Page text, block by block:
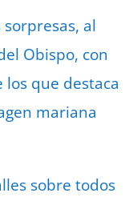
al
Obispo, con
que destaca
mariana
sobre todos